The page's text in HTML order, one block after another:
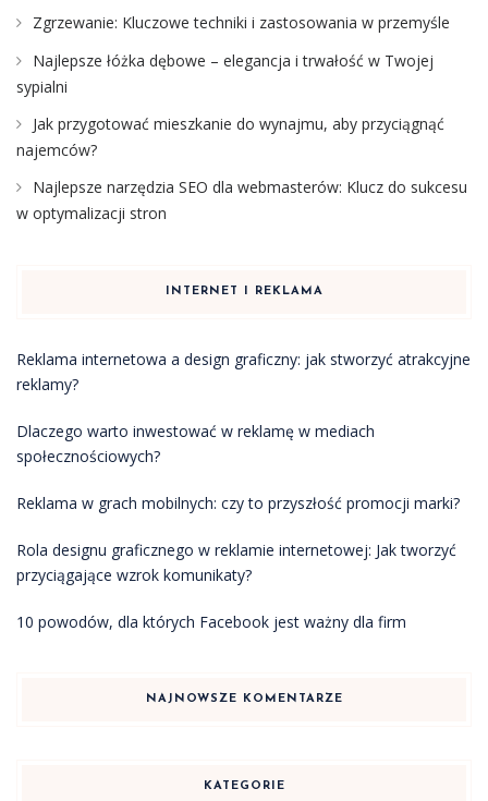
Zgrzewanie: Kluczowe techniki i zastosowania w przemyśle
Najlepsze łóżka dębowe – elegancja i trwałość w Twojej
sypialni
Jak przygotować mieszkanie do wynajmu, aby przyciągnąć
najemców?
Najlepsze narzędzia SEO dla webmasterów: Klucz do sukcesu
w optymalizacji stron
INTERNET I REKLAMA
Reklama internetowa a design graficzny: jak stworzyć atrakcyjne
reklamy?
Dlaczego warto inwestować w reklamę w mediach
społecznościowych?
Reklama w grach mobilnych: czy to przyszłość promocji marki?
Rola designu graficznego w reklamie internetowej: Jak tworzyć
przyciągające wzrok komunikaty?
10 powodów, dla których Facebook jest ważny dla firm
NAJNOWSZE KOMENTARZE
KATEGORIE